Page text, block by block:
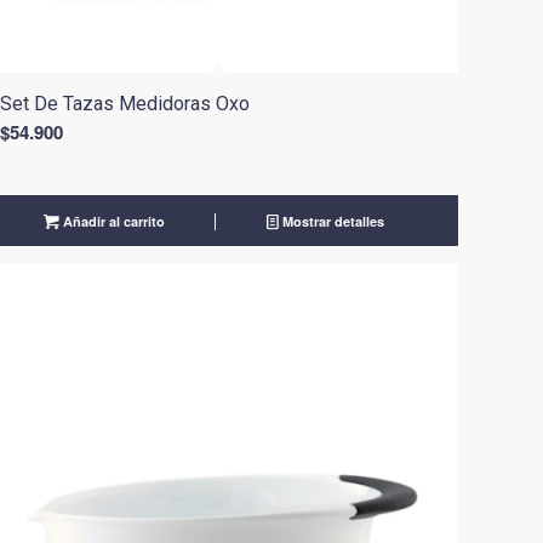
Set De Tazas Medidoras Oxo
$54.900
Añadir al carrito Mostrar detalles